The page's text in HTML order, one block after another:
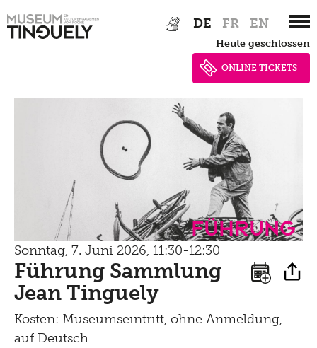
Hauptnavigation
to
DE FR EN
heute geschlossen
ONLINE TICKETS
Lernen
Newsletter
Menu
Brunch
Late Thursday Menu
Führung
Sonntag, 7. Juni 2026, 11:30-12:30
Führung Sammlung
Jean Tinguely
Kosten: Museumseintritt, ohne Anmeldung,
auf Deutsch